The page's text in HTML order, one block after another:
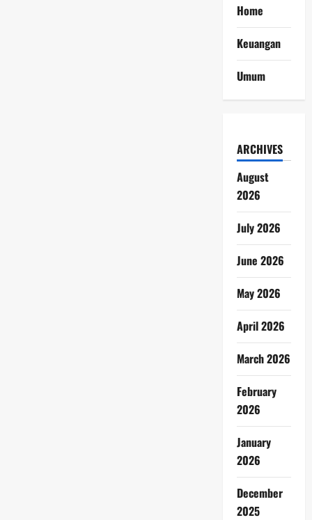
Home
Keuangan
Umum
ARCHIVES
August
2026
July 2026
June 2026
May 2026
April 2026
March 2026
February
2026
January
2026
December
2025